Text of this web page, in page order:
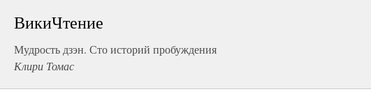
ВикиЧтение
Мудрость дзэн. Сто историй пробуждения
Клири Томас